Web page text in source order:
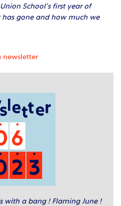
School’s first year of
gone and how much we
newsletter
with a bang ! Flaming June !